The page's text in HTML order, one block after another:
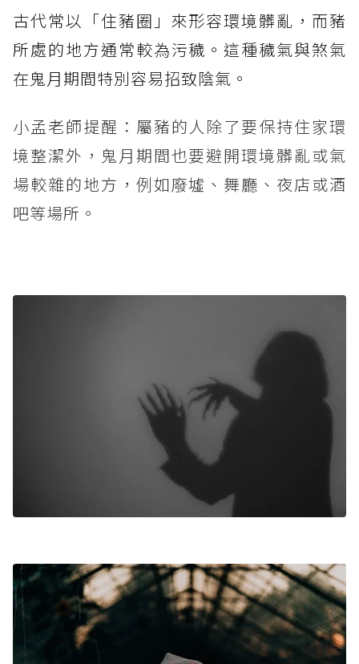
古代常以「住豬圈」來形容環境髒亂，而豬
所處的地方通常較為污穢。這種穢氣與煞氣
在鬼月期間特別容易招致陰氣。
小孟老師提醒：屬豬的人除了要保持住家環
境整潔外，鬼月期間也要避開環境髒亂或氣
場較雜的地方，例如廢墟、舞廳、夜店或酒
吧等場所。